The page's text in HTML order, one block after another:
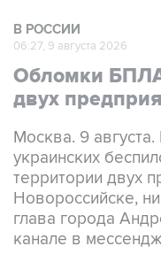
В РОССИИ
06:27, 9 августа 2026
Обломки
двух
Москва. 9
украинских
территории двух
Новороссийске,
глава города
канале в